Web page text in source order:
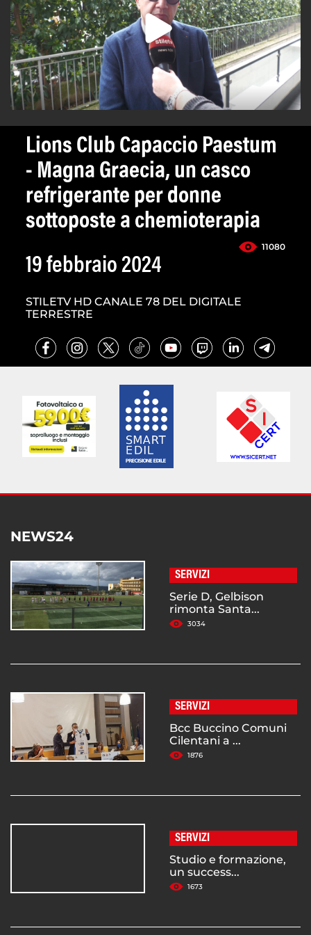
Lions Club Capaccio Paestum
- Magna Graecia, un casco
refrigerante per donne
sottoposte a chemioterapia
11080
19 febbraio 2024
STILETV HD CANALE 78 DEL DIGITALE
TERRESTRE
NEWS24
SERVIZI
Serie D, Gelbison
rimonta Santa...
3034
SERVIZI
Bcc Buccino Comuni
Cilentani a ...
1876
SERVIZI
Studio e formazione,
un success...
1673